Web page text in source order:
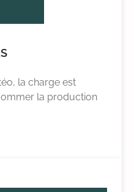
la charge est
la production